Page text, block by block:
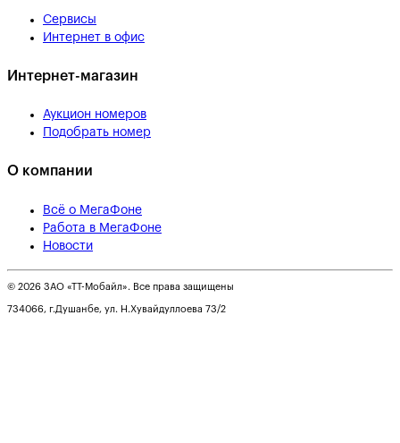
Сервисы
Интернет в офис
Интернет-магазин
Аукцион номеров
Подобрать номер
О компании
Всё о МегаФоне
Работа в МегаФоне
Новости
© 2026 ЗАО «ТТ-Мобайл». Все права защищены
734066, г.Душанбе, ул. Н.Хувайдуллоева 73/2